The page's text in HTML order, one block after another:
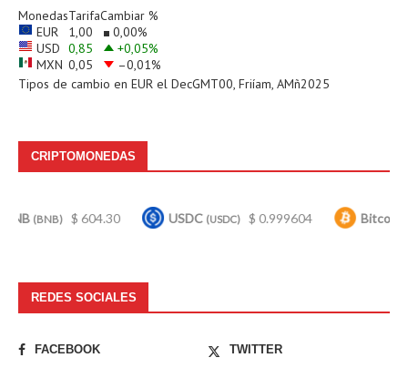
MonedasTarifaCambiar %
EUR
1,00 0,00%
USD 0,85 +0,05%
MXN 0,05 –0,01%
Tipos de cambio en EUR el DecGMT00, Friíam, AMñ2025
CRIPTOMONEDAS
$ 604.30 USDC(USDC) $ 0.999604 Bitcoin (BTC) $
REDES SOCIALES
FACEBOOK
TWITTER